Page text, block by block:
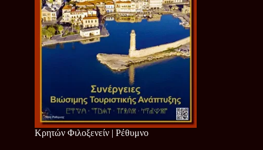
Κρητών Φιλοξενείν | Ρέθυμνο